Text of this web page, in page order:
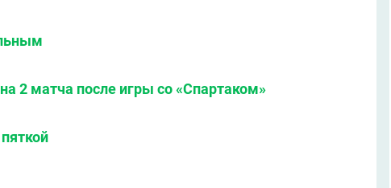
2 матча после игры со «Спартаком»